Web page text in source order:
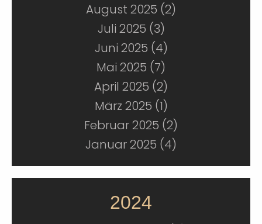
August 2025 (2)
Juli 2025 (3)
Juni 2025 (4)
Mai 2025 (7)
April 2025 (2)
März 2025 (1)
Februar 2025 (2)
Januar 2025 (4)
2024